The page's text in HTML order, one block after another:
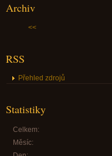
Archiv
<<
RSS
Přehled zdrojů
Statistiky
Celkem:
Měsíc: